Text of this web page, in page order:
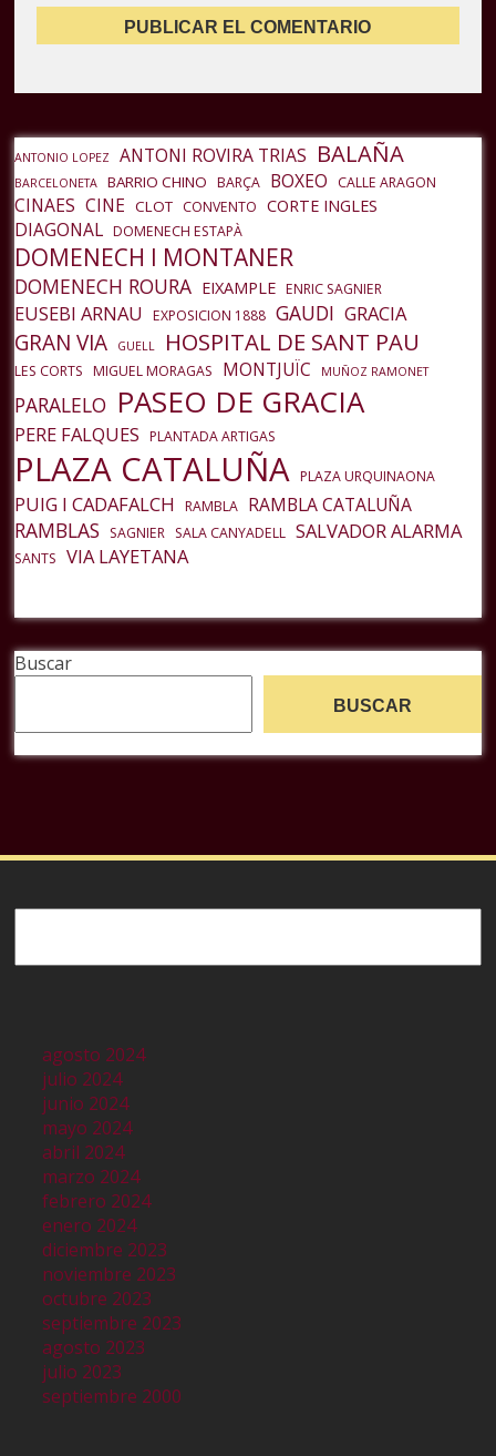
ANTONIO LOPEZ ANTONI ROVIRA TRIAS BALAÑA
BARCELONETA BARRIO CHINO BARÇA BOXEO CALLE ARAGON
CINAES CINE CLOT CONVENTO CORTE INGLES
DIAGONAL DOMENECH ESTAPÀ
DOMENECH I MONTANER
DOMENECH ROURA EIXAMPLE ENRIC SAGNIER
EUSEBI ARNAU EXPOSICION 1888 GAUDI GRACIA
GRAN VIA GUELL HOSPITAL DE SANT PAU
LES CORTS MIGUEL MORAGAS MONTJUÏC MUÑOZ RAMONET
PARALELO PASEO DE GRACIA
PERE FALQUES PLANTADA ARTIGAS
PLAZA CATALUÑA PLAZA URQUINAONA
PUIG I CADAFALCH RAMBLA RAMBLA CATALUÑA
RAMBLAS SAGNIER SALA CANYADELL SALVADOR ALARMA
SANTS VIA LAYETANA
Buscar
BUSCAR
agosto 2024
julio 2024
junio 2024
mayo 2024
abril 2024
marzo 2024
febrero 2024
enero 2024
diciembre 2023
noviembre 2023
octubre 2023
septiembre 2023
agosto 2023
julio 2023
septiembre 2000